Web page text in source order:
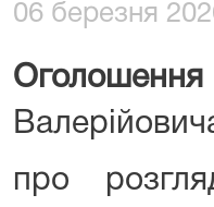
06 березня
про